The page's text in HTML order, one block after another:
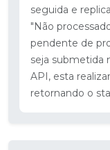
seguida e
"Não
pendente de
seja submetida
API, esta
retornando o